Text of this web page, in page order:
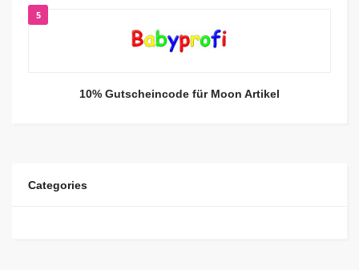
5
10% Gutscheincode für Moon Artikel
Categories